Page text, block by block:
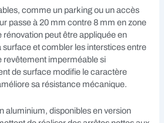
comme un parking ou un accès
passe à 20 mm contre 8 mm en zone
rénovation peut être appliquée en
surface et combler les interstices entre
revêtement imperméable si
de surface modifie le caractère
sa résistance mécanique.
aluminium, disponibles en version